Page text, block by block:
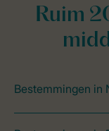
Ruim
Bestemmingen in